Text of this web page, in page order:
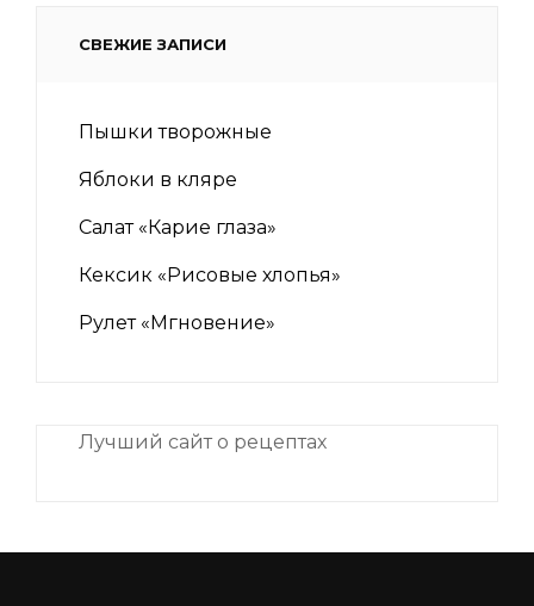
СВЕЖИЕ ЗАПИСИ
Пышки творожные
Яблоки в кляре
Салат «Карие глаза»
Кексик «Рисовые хлопья»
Рулет «Мгновение»
Лучший сайт о рецептах